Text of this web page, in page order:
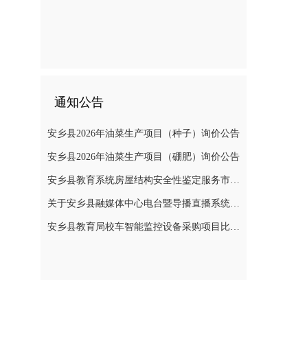
通知公告
安乡县2026年油菜生产项目（种子）询价公告
安乡县2026年油菜生产项目（硼肥）询价公告
安乡县教育系统房屋结构安全性鉴定服务市场价格调查公告
关于安乡县融媒体中心电台暨导播直播系统建设项目公开询价公告
安乡县教育局校车智能监控设备采购项目比选公告